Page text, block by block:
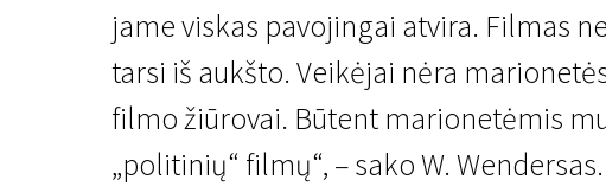
jame viskas pavojingai atvira. Filmas
tarsi iš aukšto. Veikėjai nėra
filmo žiūrovai. Būtent marionetėmis
„politinių“ filmų“, – sako W. Wendersas.